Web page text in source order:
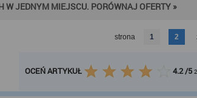
W JEDNYM MIEJSCU. PORÓWNAJ OFERTY »
strona 1 2
OCEŃ ARTYKUŁ 4.2/5 2